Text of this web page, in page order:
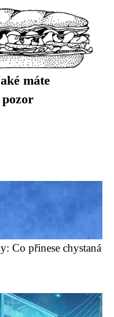
máte
pozor
Co přinese chystaná